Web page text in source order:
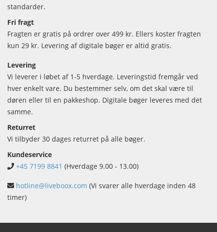
standarder.
Fri fragt
Fragten er gratis på ordrer over 499 kr. Ellers koster fragten
kun 29 kr. Levering af digitale bøger er altid gratis.
Levering
Vi leverer i løbet af 1-5 hverdage. Leveringstid fremgår ved
hver enkelt vare. Du bestemmer selv, om det skal være til
døren eller til en pakkeshop. Digitale bøger leveres med det
samme.
Returret
Vi tilbyder 30 dages returret på alle bøger.
Kundeservice
+45 7199 8841 (Hverdage 9.00 - 13.00)
hotline@liveboox.com (Vi svarer alle hverdage inden 48
timer)